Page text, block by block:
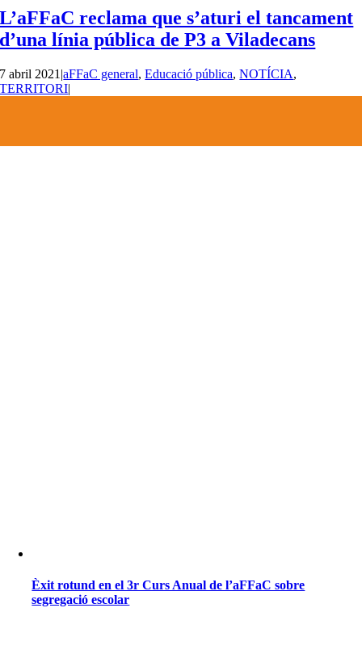
L’aFFaC reclama que s’aturi el tancament
d’una línia pública de P3 a Viladecans
7 abril 2021 |aFFaC general,Educació pública,NOTÍCIA,
TERRITORI|
Èxit rotund en el 3r Curs Anual de l’aFFaC sobre
segregació escolar